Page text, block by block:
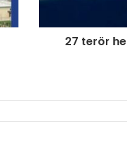
27 terör